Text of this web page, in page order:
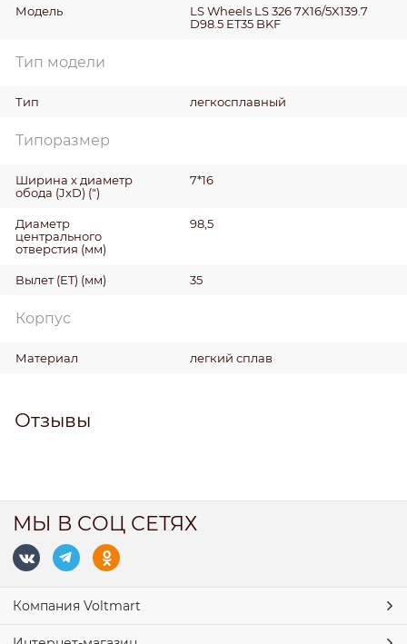
Модель
LS Wheels LS 326 7X16/5X139.7
D98.5 ET35 BKF
Тип модели
Тип легкосплавный
Типоразмер
Ширина х диаметр
обода (JxD) (")
7*16
Диаметр
центрального
отверстия (мм)
98,5
Вылет (ET) (мм) 35
Корпус
Материал легкий сплав
Отзывы
МЫ В СОЦ СЕТЯХ
Компания Voltmart